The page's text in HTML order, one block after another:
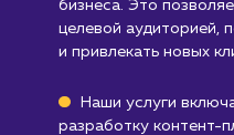
компания
или формальные
групп в
оптимальным